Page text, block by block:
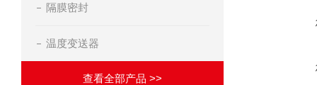
隔膜密封
温度变送器
查看全部产品 >>